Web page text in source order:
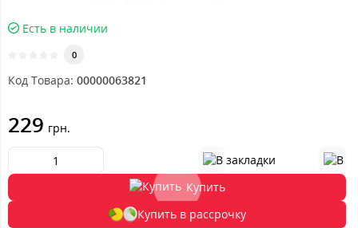
Есть в наличии
0
Код Товара: 00000063821
229 грн.
Купить
Купить в рассрочку